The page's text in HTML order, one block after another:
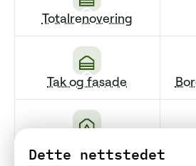
Totalrenovering
Tak og fasade
Dette nettstedet